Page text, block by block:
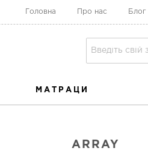
Головна Про нас Блог
МАТРАЦИ
ARRAY